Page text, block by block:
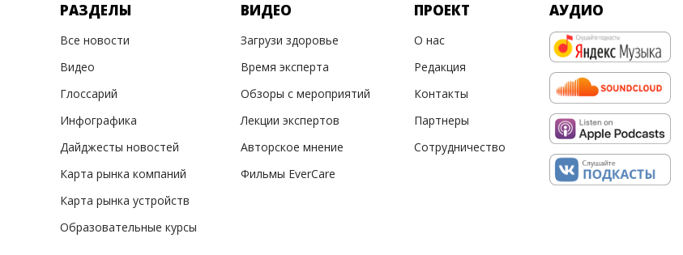
РАЗДЕЛЫ
Все новости
Видео
Глоссарий
Инфографика
Дайджесты новостей
Карта рынка компаний
Карта рынка устройств
Образовательные курсы
ВИДЕО
Загрузи здоровье
Время эксперта
Обзоры с мероприятий
Лекции экспертов
Авторское мнение
Фильмы EverCare
ПРОЕКТ
О нас
Редакция
Контакты
Партнеры
Сотрудничество
АУДИО